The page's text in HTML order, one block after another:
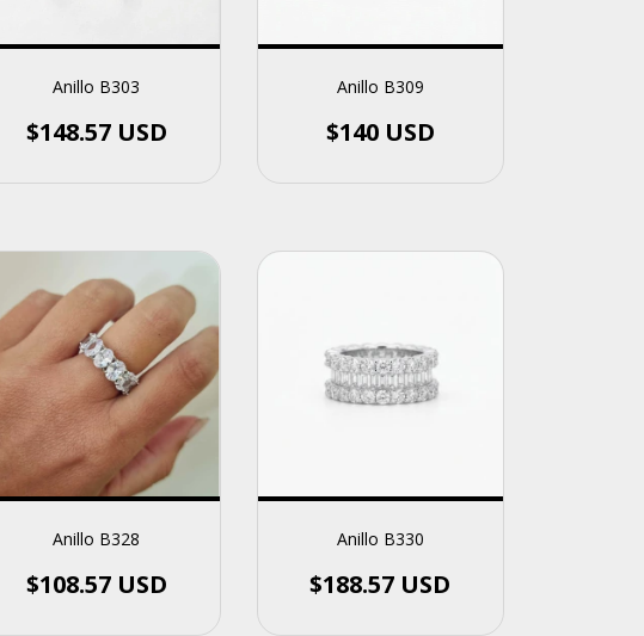
Anillo B303
$148.57 USD
Anillo B309
$140 USD
Anillo B328
$108.57 USD
Anillo B330
$188.57 USD